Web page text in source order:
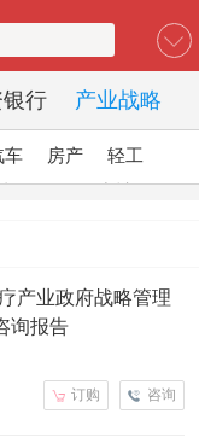
行 产业战略
车 房产
轻工
产业政府战略管理
询报告
咨询
订购